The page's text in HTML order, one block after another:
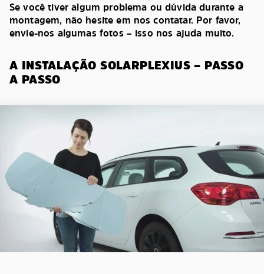
Se você tiver algum problema ou dúvida durante a
montagem, não hesite em nos contatar. Por favor,
envie-nos algumas fotos – isso nos ajuda muito.
A INSTALAÇÃO SOLARPLEXIUS – PASSO
A PASSO